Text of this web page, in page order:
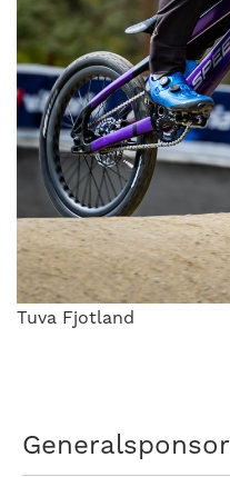
Tuva Fjotland
Generalsponsor